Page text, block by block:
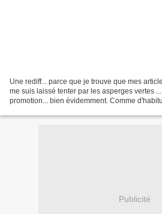
Une rediff... parce que je trouve que mes
me suis laissé tenter par les asperges vertes
promotion... bien évidemment. Comme
Publicité